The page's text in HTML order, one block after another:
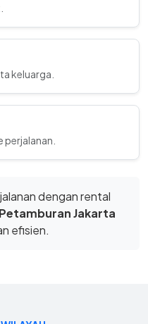
keluarga.
dengan rental
Jakarta
efisien.